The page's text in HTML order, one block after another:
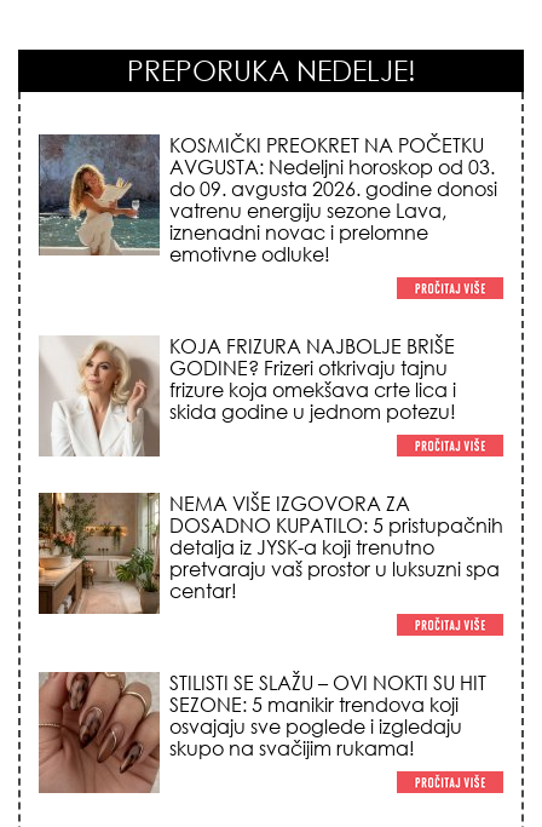
PREPORUKA NEDELJE!
KOJA FRIZURA NAJBOLJE BRIŠE
GODINE? Frizeri otkrivaju tajnu
frizure koja omekšava crte lica i
skida godine u jednom potezu!
NEMA VIŠE IZGOVORA ZA
detalja iz JYSK-a koji trenutno
pretvaraju vaš prostor u luksuzni spa
centar!
SEZONE: 5 manikir trendova koji
osvajaju sve poglede i izgledaju
skupo na svačijim rukama!
REDAK ASTRO FENOMEN POČINJE
otvara kapiju sreće i menja sudbinu
za 3 znaka!
LJUDI U SRBIJI MASOVNO KUPUJU